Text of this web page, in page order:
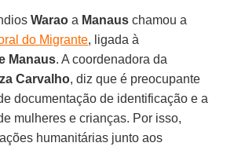
Warao a Manaus chamou a
do Migrante, ligada à
Manaus. A coordenadora da
Carvalho, diz que é preocupante
documentação de identificação e a
mulheres e crianças. Por isso,
humanitárias junto aos